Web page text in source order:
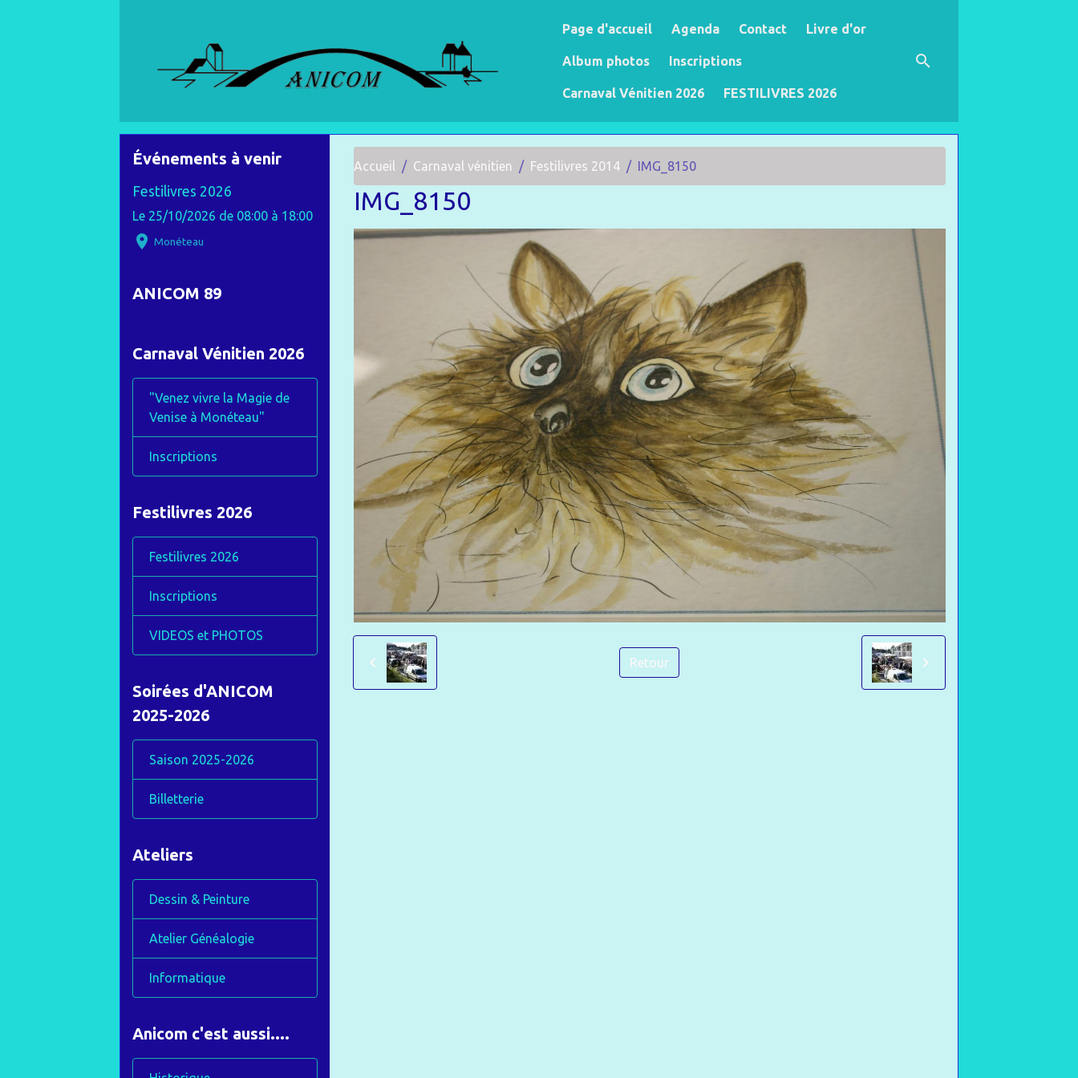
Page d'accueil Agenda Contact Livre d'or
Album photos Inscriptions
Carnaval Vénitien 2026 FESTILIVRES 2026
Accueil Carnaval vénitien Festilivres 2014 IMG_8150
IMG_8150
Retour
Événements à venir
Festilivres 2026
Le 25/10/2026 de 08:00 à 18:00
Monéteau
ANICOM 89
Carnaval Vénitien 2026
"Venez vivre la Magie de
Venise à Monéteau"
Inscriptions
Festilivres 2026
Festilivres 2026
Inscriptions
VIDEOS et PHOTOS
Soirées d'ANICOM
2025-2026
Saison 2025-2026
Billetterie
Ateliers
Dessin & Peinture
Atelier Généalogie
Informatique
Anicom c'est aussi....